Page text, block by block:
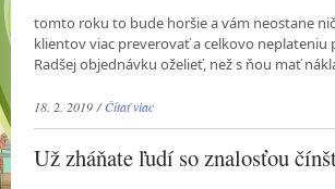
tomto roku to bude horšie a vám neostane
klientov viac preverovať a celkovo neplateniu
Radšej objednávku oželieť, než s ňou mať
18. 2. 2019 /Čítať viac
Už zháňate ľudí so znalosťou